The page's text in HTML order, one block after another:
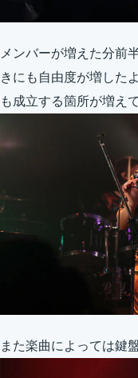
メンバーが増えた分前
きにも自由度が増した
も成立する箇所が増え
また楽曲によっては鍵